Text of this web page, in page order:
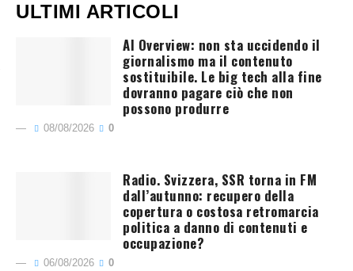
ULTIMI ARTICOLI
AI Overview: non sta uccidendo il
giornalismo ma il contenuto
sostituibile. Le big tech alla fine
dovranno pagare ciò che non
possono produrre
08/08/2026 0
Radio. Svizzera, SSR torna in FM
dall’autunno: recupero della
copertura o costosa retromarcia
politica a danno di contenuti e
occupazione?
06/08/2026 0